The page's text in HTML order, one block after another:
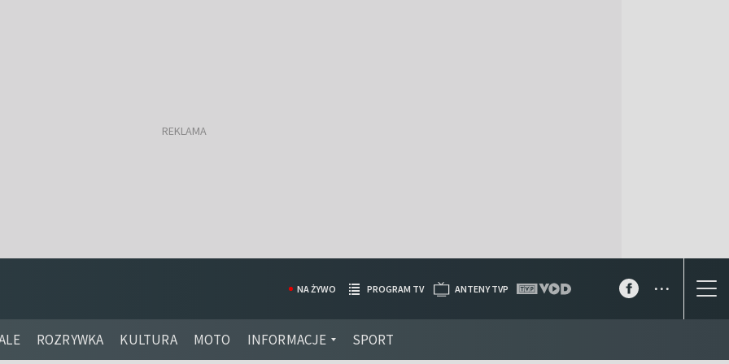
ROZRYWKA KULTURA MOTO INFORMACJE SPORT
NA ŻYWO PROGRAM TV ANTENY TVP ...